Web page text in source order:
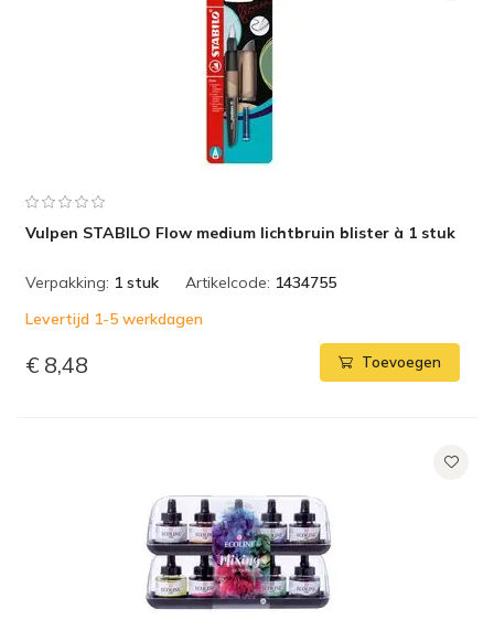
Vulpen STABILO Flow medium lichtbruin blister à 1 stuk
Verpakking: 1 stuk Artikelcode: 1434755
Levertijd 1-5 werkdagen
€ 8,48 Toevoegen